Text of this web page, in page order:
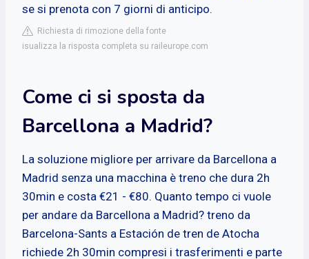
se si prenota con 7 giorni di anticipo.
Richiesta di rimozione della fonte
isualizza la risposta completa su raileurope.com
Come ci si sposta da
Barcellona a Madrid?
La soluzione migliore per arrivare da Barcellona a
Madrid senza una macchina è treno che dura 2h
30min e costa €21 - €80. Quanto tempo ci vuole
per andare da Barcellona a Madrid? treno da
Barcelona-Sants a Estación de tren de Atocha
richiede 2h 30min compresi i trasferimenti e parte